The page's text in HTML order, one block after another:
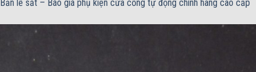
Bản lề sắt – Báo giá phụ kiện cửa cổng tự động chính hãng cao cấp